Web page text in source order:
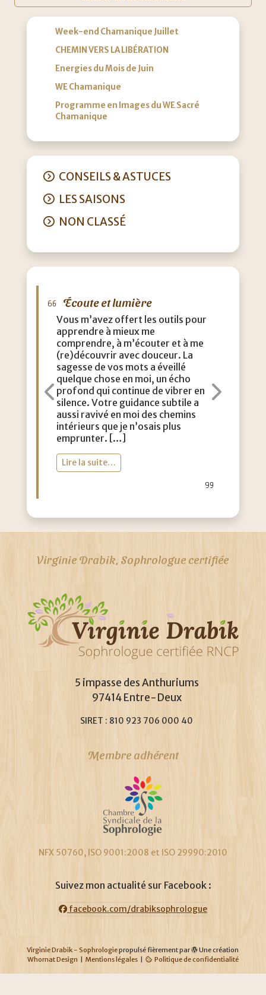
Week-end Chamanique Juillet
CHEMIN VERS LA LIBÉRATION
Energies du Mois de Juin
WE Chamanique
Programme en Images du WE Sacré
Chamanique
CONSEILS & ASTUCES
LES SAISONS
NON CLASSÉ
Écoute et lumière
Vous m’avez offert les outils pour
apprendre à mieux me
comprendre, à m’écouter et à me
(re)découvrir avec douceur. La
sagesse de vos mots a éveillé
quelque chose en moi, un écho
profond qui continue de vibrer en
silence. Votre guidance subtile a
aussi ravivé en moi des chemins
intérieurs que je n’osais plus
emprunter. […]
Lire la suite…
Précédent
Virginie Drabik, Sophrologue certifiée
5 impasse des Anthuriums
97414 Entre-Deux
SIRET : 810 923 706 000 40
Membre adhérent
NFX 50760, ISO 9001:2008 et ISO 29990:2010
Suivez mon actualité sur Facebook :
facebook.com/drabiksophrologue
Virginie Drabik - Sophrologiepropulsé fièrement par
Une création
Whornat Design | Mentions légales | Politique de confidentialité